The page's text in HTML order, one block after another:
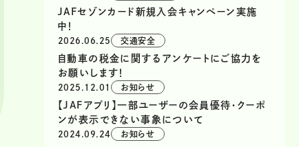
JAFセゾンカード新規入会キャンペーン実施
中！
2026.06.25 交通安全
自動車の税金に関するアンケートにご協力を
お願いします！
2025.12.01 お知らせ
【JAFアプリ】一部ユーザーの会員優待・クーポ
ンが表示できない事象について
2024.09.24 お知らせ